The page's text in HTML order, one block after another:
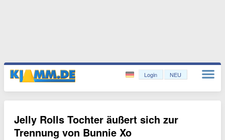
Login NEU
Jelly Rolls Tochter äußert sich zur
Trennung von Bunnie Xo